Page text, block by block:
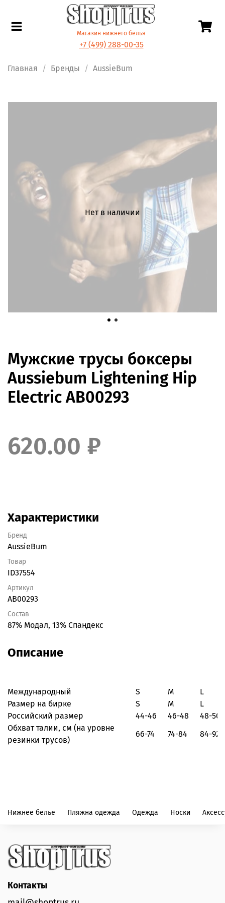
Магазин нижнего белья
+7 (499) 288-00-35
Главная Бренды AussieBum
Нет в наличии
Мужские трусы боксеры
Aussiebum Lightening Hip
Electric AB00293
620.00 ₽
Характеристики
Бренд
AussieBum
Товар
ID37554
Артикул
AB00293
Состав
87% Модал, 13% Спандекс
Описание
Международный S M
L
Размер на бирке
S M
L
Российский размер
44-46 46-48
48-50
Обхват талии, см (на уровне
резинки трусов)
66-74 74-84 84-92
Нижнее белье Пляжна одежда Одежда Носки
Контакты